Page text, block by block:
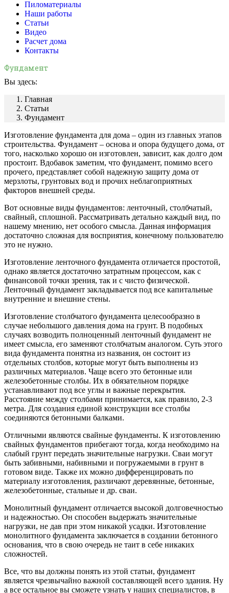
Пиломатериалы
Наши работы
Статьи
Видео
Расчет дома
Контакты
Фундамент
Вы здесь:
Главная
Статьи
Фундамент
Изготовление фундамента для дома – один из главных этапов
строительства. Фундамент – основа и опора будущего дома, от
того, насколько хорошо он изготовлен, зависит, как долго дом
простоит. Вдобавок заметим, что фундамент, помимо всего
прочего, представляет собой надежную защиту дома от
мерзлоты, грунтовых вод и прочих неблагоприятных
факторов внешней среды.
Вот основные виды фундаментов: ленточный, столбчатый,
свайный, сплошной. Рассматривать детально каждый вид, по
нашему мнению, нет особого смысла. Данная информация
достаточно сложная для восприятия, конечному пользователю
это не нужно.
Изготовление ленточного фундамента отличается простотой,
однако является достаточно затратным процессом, как с
финансовой точки зрения, так и с чисто физической.
Ленточный фундамент закладывается под все капитальные
внутренние и внешние стены.
Изготовление столбчатого фундамента целесообразно в
случае небольшого давления дома на грунт. В подобных
случаях возводить полноценный ленточный фундамент не
имеет смысла, его заменяют столбчатым аналогом. Суть этого
вида фундамента понятна из названия, он состоит из
отдельных столбов, которые могут быть выполнены из
различных материалов. Чаще всего это бетонные или
железобетонные столбы. Их в обязательном порядке
устанавливают под все углы и важные перекрытия.
Расстояние между столбами принимается, как правило, 2-3
метра. Для создания единой конструкции все столбы
соединяются бетонными балками.
Отличными являются свайные фундаменты. К изготовлению
свайных фундаментов прибегают тогда, когда необходимо на
слабый грунт передать значительные нагрузки. Сваи могут
быть забивными, набивными и погружаемыми в грунт в
готовом виде. Также их можно дифференцировать по
материалу изготовления, различают деревянные, бетонные,
железобетонные, стальные и др. сваи.
Монолитный фундамент отличается высокой долговечностью
и надежностью. Он способен выдержать значительные
нагрузки, не дав при этом никакой усадки. Изготовление
монолитного фундамента заключается в создании бетонного
основания, что в свою очередь не таит в себе никаких
сложностей.
Все, что вы должны понять из этой статьи, фундамент
является чрезвычайно важной составляющей всего здания. Ну
а все остальное вы сможете узнать у наших специалистов, в